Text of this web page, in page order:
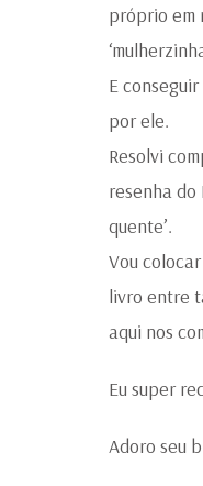
próprio em
E
por ele.
Resolvi
resenha do
quente’.
Vou
livro entre
aqui nos
Eu super
Adoro seu